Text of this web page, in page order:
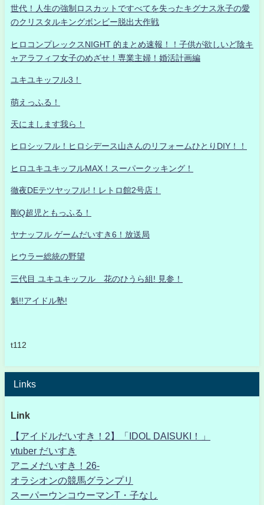
世代！人生の強制ロスカットですべてを失ったキグナス氷子の愛
のクリスタルキングボンビー脱出大作戦
ヒロコンプレックスNIGHT 的まとめ速報！！子供が欲しいど陰キ
ャアラフィフ女子のめざせ！専業主婦！婚活計画編
ユキユキッフル3！
萌えっふる！
天にまします我ら！
ヒロシッフル！ヒロシデース山さんのリフォームひとりDIY！！
ヒロユキユキッフルMAX！スーパークッキング！
徹夜DEテツヤッフル!！レトロ館2号店！
剛Q超児ともっふる！
ヤナッフル ゲームだいすき6！放送局
ヒウラー総統の野望
三代目 ユキユキッフル 花のひうら組! 見参！
魁!!アイドル塾!
t112
Links
Link
【アイドルだいすき！2】「IDOL DAISUKI！」
vtuber だいすき
アニメだいすき！26-
オラシオンの競馬グランプリ
スーパーウンコウーマンT・子なし